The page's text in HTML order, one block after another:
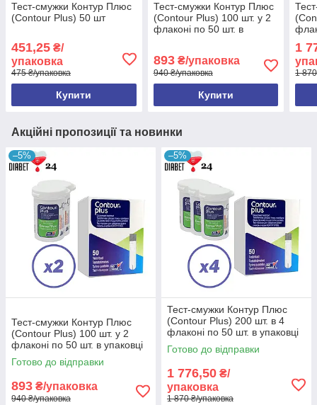
Тест-смужки Контур Плюс
(Contour Plus) 50 шт
451,25 ₴/
упаковка
475 ₴/упаковка
Купити
Тест-смужки Контур Плюс
(Contour Plus) 100 шт. у 2
флаконі по 50 шт. в
893₴/упаковка
940 ₴/упаковка
Купити
1
1
Акційні пропозиції та новинки
–5%
Тест-смужки Контур Плюс
(Contour Plus) 100 шт. у 2
флаконі по 50 шт. в упаковці
Готово до відправки
893 ₴/упаковка
940 ₴/упаковка
–5%
Тест-смужки Контур Плюс
(Contour Plus) 200 шт. в 4
флаконі по 50 шт. в упаковці
Готово до відправки
1 776,50 ₴/
упаковка
1 870 ₴/упаковка